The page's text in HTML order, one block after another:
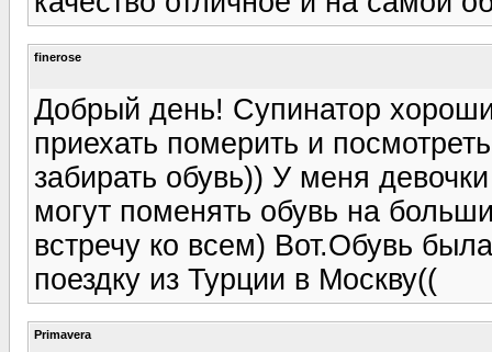
finerose
Добрый день! Супинатор
приехать померить и
забирать обувь)) У меня
могут поменять обувь на
встречу ко всем) Вот.Обувь
поездку из Турции в Москву((
Primavera